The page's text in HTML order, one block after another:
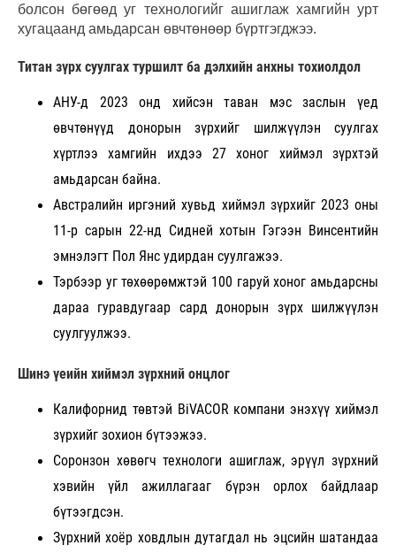
болсон бөгөөд уг технологийг ашиглаж хамгийн урт
хугацаанд амьдарсан өвчтөнөөр бүртгэгджээ.
Титан зүрх суулгах туршилт ба дэлхийн анхны тохиолдол
АНУ-д 2023 онд хийсэн таван мэс заслын үед
өвчтөнүүд донорын зүрхийг шилжүүлэн суулгах
хүртлээ хамгийн ихдээ 27 хоног хиймэл зүрхтэй
амьдарсан байна.
Австралийн иргэний хувьд хиймэл зүрхийг 2023 оны
11-р сарын 22-нд Сидней хотын Гэгээн Винсентийн
эмнэлэгт Пол Янс удирдан суулгажээ.
Тэрбээр уг төхөөрөмжтэй 100 гаруй хоног амьдарсны
дараа гуравдугаар сард донорын зүрх шилжүүлэн
суулгуулжээ.
Шинэ үеийн хиймэл зүрхний онцлог
Калифорнид төвтэй BiVACOR компани энэхүү хиймэл
зүрхийг зохион бүтээжээ.
Соронзон хөвөгч технологи ашиглаж, эрүүл зүрхний
хэвийн үйл ажиллагааг бүрэн орлох байдлаар
бүтээгдсэн.
Зүрхний хоёр ховдлын дутагдал нь эцсийн шатандаа